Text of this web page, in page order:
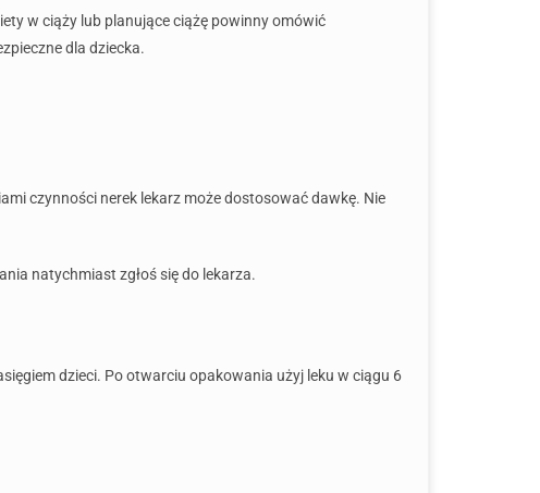
w ciąży lub planujące ciążę powinny omówić
dla dziecka.
czynności nerek lekarz może dostosować dawkę. Nie
natychmiast zgłoś się do lekarza.
dzieci. Po otwarciu opakowania użyj leku w ciągu 6